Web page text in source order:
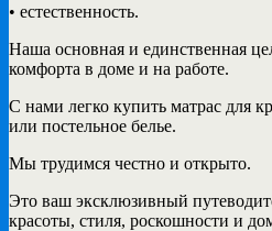
• естественность.
Наша основная и единственная
комфорта в доме и на работе.
С нами легко купить матрас для
или постельное белье.
Мы трудимся честно и открыто.
Это ваш эксклюзивный
красоты, стиля, роскошности и